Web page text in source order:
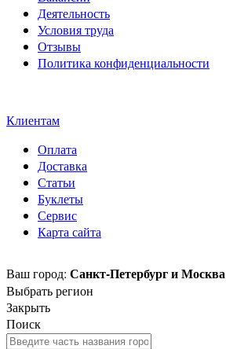
Деятельность
Условия труда
Отзывы
Политика конфиденциальности
Клиентам
Оплата
Доставка
Статьи
Буклеты
Сервис
Карта сайта
Ваш город: Санкт-Петербург и Москва
Выбрать регион
Закрыть
Поиск